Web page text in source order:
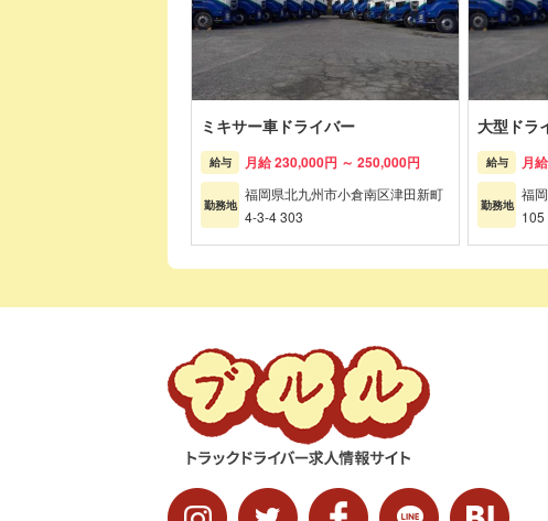
ミキサー車ドライバー
給与 月給 230,000円 ～ 250,000円
勤務地
福岡県北九州市小倉南区津田新町
4-3-4 303
大型ドラ
給与 月
勤務地
福
105